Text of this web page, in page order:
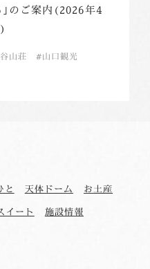
のご案内(2026年4
山荘
山口観光
と 天体ドーム
お土産
イート 施設情報